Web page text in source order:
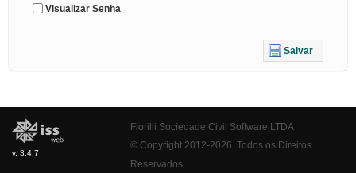
Visualizar Senha
Salvar
v. 3.4.7
Fiorilli Sociedade Civil Software LTDA
© Copyright 2012-2026. Todos os Direitos
Reservados.